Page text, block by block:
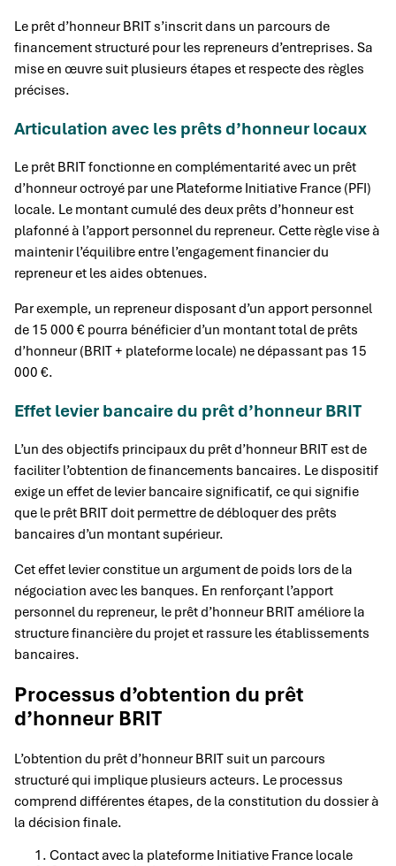
Le prêt d’honneur BRIT s’inscrit dans un parcours de
financement structuré pour les repreneurs d’entreprises. Sa
mise en œuvre suit plusieurs étapes et respecte des règles
précises.
Articulation avec les prêts d’honneur locaux
Le prêt BRIT fonctionne en complémentarité avec un prêt
d’honneur octroyé par une Plateforme Initiative France (PFI)
locale. Le montant cumulé des deux prêts d’honneur est
plafonné à l’apport personnel du repreneur. Cette règle vise à
maintenir l’équilibre entre l’engagement financier du
repreneur et les aides obtenues.
Par exemple, un repreneur disposant d’un apport personnel
de 15 000 € pourra bénéficier d’un montant total de prêts
d’honneur (BRIT + plateforme locale) ne dépassant pas 15
000 €.
Effet levier bancaire du prêt d’honneur BRIT
L’un des objectifs principaux du prêt d’honneur BRIT est de
faciliter l’obtention de financements bancaires. Le dispositif
exige un effet de levier bancaire significatif, ce qui signifie
que le prêt BRIT doit permettre de débloquer des prêts
bancaires d’un montant supérieur.
Cet effet levier constitue un argument de poids lors de la
négociation avec les banques. En renforçant l’apport
personnel du repreneur, le prêt d’honneur BRIT améliore la
structure financière du projet et rassure les établissements
bancaires.
Processus d’obtention du prêt
d’honneur BRIT
L’obtention du prêt d’honneur BRIT suit un parcours
structuré qui implique plusieurs acteurs. Le processus
comprend différentes étapes, de la constitution du dossier à
la décision finale.
Contact avec la plateforme Initiative France locale